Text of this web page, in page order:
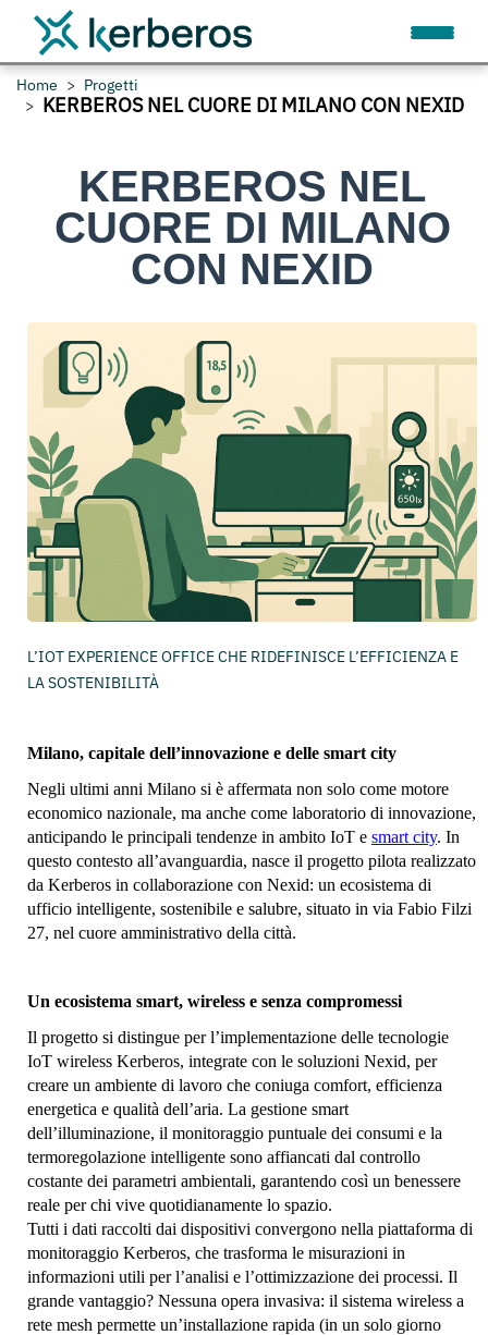
Home Progetti
KERBEROS NEL CUORE DI MILANO CON NEXID
KERBEROS NEL
CUORE DI MILANO
CON NEXID
L’IOT EXPERIENCE OFFICE CHE RIDEFINISCE L’EFFICIENZA E
LA SOSTENIBILITÀ
Milano, capitale dell’innovazione e delle smart city
Negli ultimi anni Milano si è affermata non solo come motore
economico nazionale, ma anche come laboratorio di innovazione,
anticipando le principali tendenze in ambito IoT e smart city. In
questo contesto all’avanguardia, nasce il progetto pilota realizzato
da Kerberos in collaborazione con Nexid: un ecosistema di
ufficio intelligente, sostenibile e salubre, situato in via Fabio Filzi
27, nel cuore amministrativo della città.
Un ecosistema smart, wireless e senza compromessi
Il progetto si distingue per l’implementazione delle tecnologie
IoT wireless Kerberos, integrate con le soluzioni Nexid, per
creare un ambiente di lavoro che coniuga comfort, efficienza
energetica e qualità dell’aria. La gestione smart
dell’illuminazione, il monitoraggio puntuale dei consumi e la
termoregolazione intelligente sono affiancati dal controllo
costante dei parametri ambientali, garantendo così un benessere
reale per chi vive quotidianamente lo spazio.
Tutti i dati raccolti dai dispositivi convergono nella piattaforma di
monitoraggio Kerberos, che trasforma le misurazioni in
informazioni utili per l’analisi e l’ottimizzazione dei processi. Il
grande vantaggio? Nessuna opera invasiva: il sistema wireless a
rete mesh permette un’installazione rapida (in un solo giorno